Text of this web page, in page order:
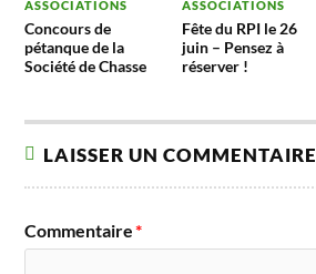
ASSOCIATIONS
Concours de
pétanque de la
Société de Chasse
ASSOCIATIONS
Fête du RPI le 26
juin – Pensez à
réserver !
LAISSER UN COMMENTAIRE
Commentaire*